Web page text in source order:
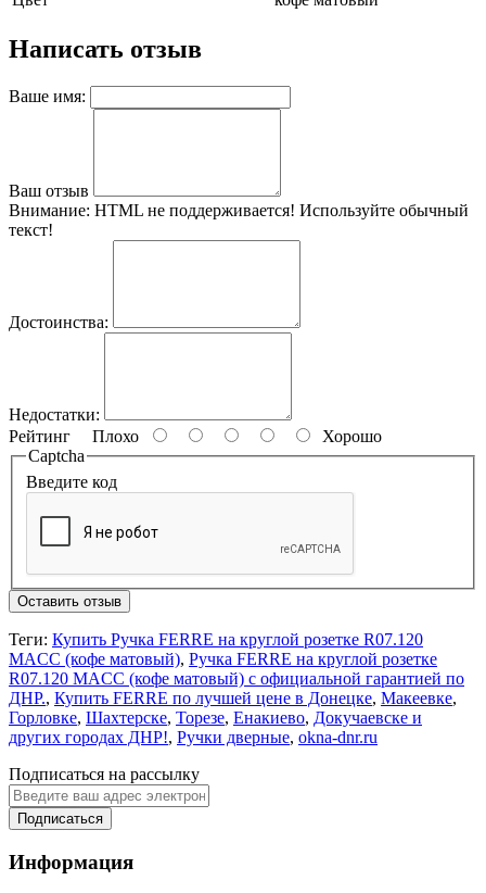
Написать отзыв
Ваше имя:
Ваш отзыв
Внимание: HTML не поддерживается! Используйте обычный
текст!
Достоинства:
Недостатки:
Рейтинг Плохо
Хорошо
Captcha
Введите код
Оставить отзыв
Теги: Купить Ручка FERRE на круглой розетке R07.120
MACC (кофе матовый), Ручка FERRE на круглой розетке
R07.120 MACC (кофе матовый) с официальной гарантией по
ДНР., Купить FERRE по лучшей цене в Донецке, Макеевке,
Горловке, Шахтерске, Торезе, Енакиево, Докучаевске и
других городах ДНР!, Ручки дверные, okna-dnr.ru
Подписаться на рассылку
Подписаться
Информация